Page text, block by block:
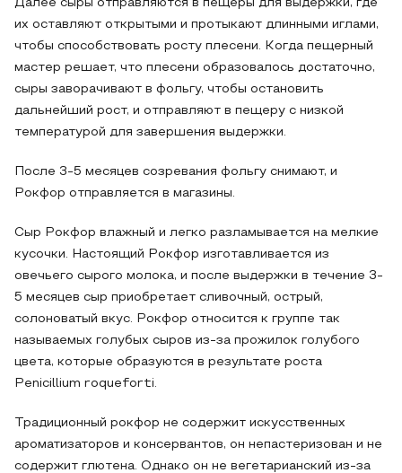
Далее сыры отправляются в пещеры для выдержки, где
их оставляют открытыми и протыкают длинными иглами,
чтобы способствовать росту плесени. Когда пещерный
мастер решает, что плесени образовалось достаточно,
сыры заворачивают в фольгу, чтобы остановить
дальнейший рост, и отправляют в пещеру с низкой
температурой для завершения выдержки.
После 3-5 месяцев созревания фольгу снимают, и
Рокфор отправляется в магазины.
Сыр Рокфор влажный и легко разламывается на мелкие
кусочки. Настоящий Рокфор изготавливается из
овечьего сырого молока, и после выдержки в течение 3-
5 месяцев сыр приобретает сливочный, острый,
солоноватый вкус. Рокфор относится к группе так
называемых голубых сыров из-за прожилок голубого
цвета, которые образуются в результате роста
Penicillium roqueforti.
Традиционный рокфор не содержит искусственных
ароматизаторов и консервантов, он непастеризован и не
содержит глютена. Однако он не вегетарианский из-за